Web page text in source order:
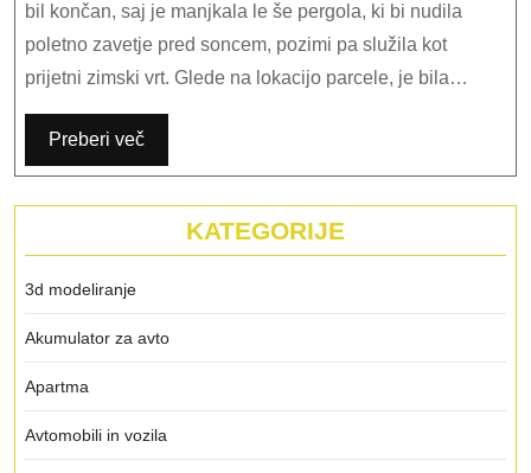
bil končan, saj je manjkala le še pergola, ki bi nudila
poletno zavetje pred soncem, pozimi pa služila kot
prijetni zimski vrt. Glede na lokacijo parcele, je bila…
Preberi več
KATEGORIJE
3d modeliranje
Akumulator za avto
Apartma
Avtomobili in vozila